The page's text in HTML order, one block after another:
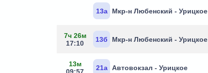
13а Мкр-н Любенский - Урицкое
7ч 26м
17:10
13б Мкр-н Любенский - Урицкое
13м
09:57
21а Автовокзал - Урицкое